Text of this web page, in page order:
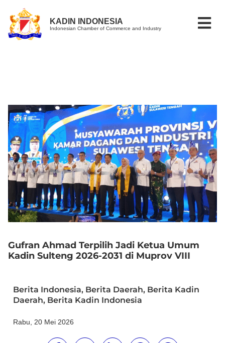
KADIN INDONESIA
Indonesian Chamber of Commerce and Industry
Gufran Ahmad Terpilih Jadi Ketua Umum
Kadin Sulteng 2026-2031 di Muprov VIII
Berita Indonesia, Berita Daerah, Berita Kadin
Daerah, Berita Kadin Indonesia
Rabu, 20 Mei 2026